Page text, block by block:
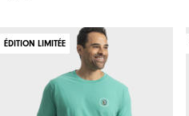
ÉDITION LIMITÉE